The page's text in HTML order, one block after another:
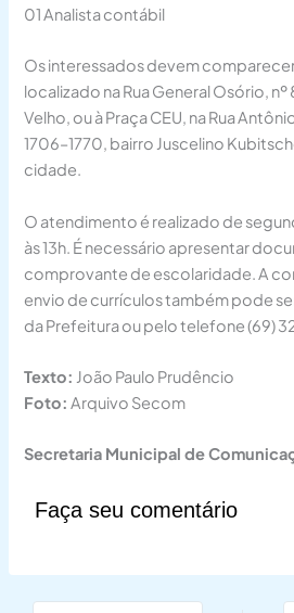
01 Analista contábil
Os interessados devem
localizado na Rua General Osório,
Velho, ou à Praça CEU, na Rua
1706–1770, bairro Juscelino
cidade.
O atendimento é realizado de
às 13h. É necessário apresentar
comprovante de escolaridade. A
envio de currículos também pode
da Prefeitura ou pelo telefone (69)
Texto: João Paulo Prudêncio
Foto: Arquivo Secom
Secretaria Municipal de
Faça seu comentário